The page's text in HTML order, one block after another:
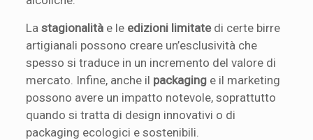
Lastagionalità e le edizioni limitatedi certe birre
artigianali possono creare un’esclusività che
spesso si traduce in un incremento del valore di
mercato. Infine, anche il packaging e il marketing
possono avere un impatto notevole, soprattutto
quando si tratta di design innovativi o di
packaging ecologici e sostenibili.